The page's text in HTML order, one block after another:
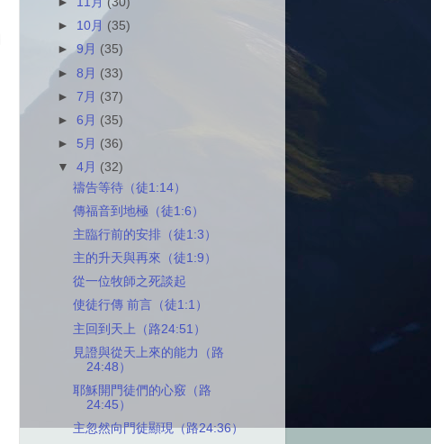
► 10月 (35)
►9月 (35)
►8月 (33)
►7月 (37)
►6月 (35)
► 5月 (36)
▼4月 (32)
禱告等待（徒1:14）
傳福音到地極（徒1:6）
主臨行前的安排（徒1:3）
主的升天與再來（徒1:9）
從一位牧師之死談起
使徒行傳 前言（徒1:1）
主回到天上（路24:51）
見證與從天上來的能力（路
24:48）
耶穌開門徒們的心竅（路
24:45）
主忽然向門徒顯現（路24:36）